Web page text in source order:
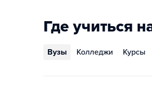
Где учиться
Вузы Колледжи Курсы